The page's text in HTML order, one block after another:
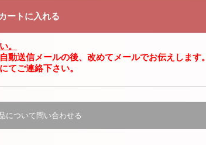
。
送信メールの後、改めてメールでお伝えします。
てご連絡下さい。
について問い合わせる